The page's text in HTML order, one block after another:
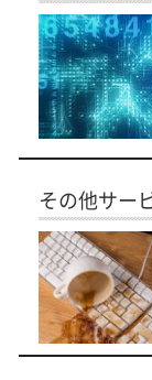
その他サー